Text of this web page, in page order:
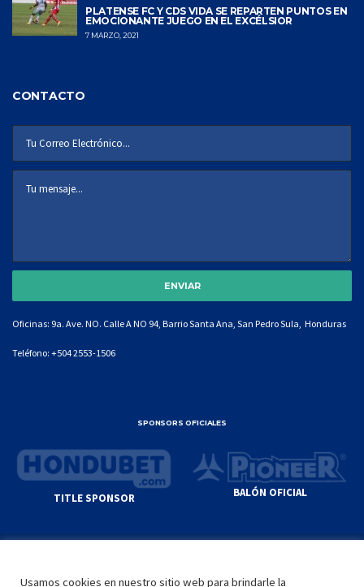
PLATENSE FC Y CDS VIDA SE REPARTEN PUNTOS EN
EMOCIONANTE JUEGO EN EL EXCÉLSIOR
7 MARZO, 2021
CONTACTO
Oficinas: 9a. Ave. NO. Calle A NO 94, Barrio Santa Ana, San Pedro Sula, Honduras
Teléfono: +504 2553-1506
SPONSORS OFICIALES
TITLE SPONSOR BALÓN OFICIAL
Usamos cookies en nuestro sitio web para brindarle la